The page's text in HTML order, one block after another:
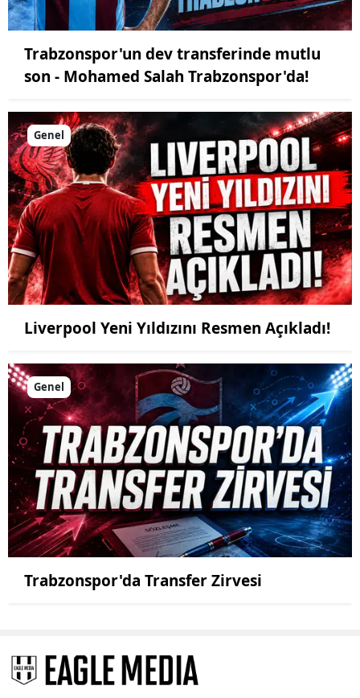
Trabzonspor'un dev transferinde mutlu
son - Mohamed Salah Trabzonspor'da!
Genel
Liverpool Yeni Yıldızını Resmen Açıkladı!
Genel
Trabzonspor'da Transfer Zirvesi